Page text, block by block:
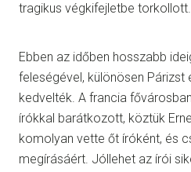
tragikus végkifejletbe torkollott.
Ebben az időben hosszabb
feleségével, különösen Párizst
kedvelték. A francia
írókkal barátkozott, köztük
komolyan vette őt íróként, és
megírásáért. Jóllehet az írói